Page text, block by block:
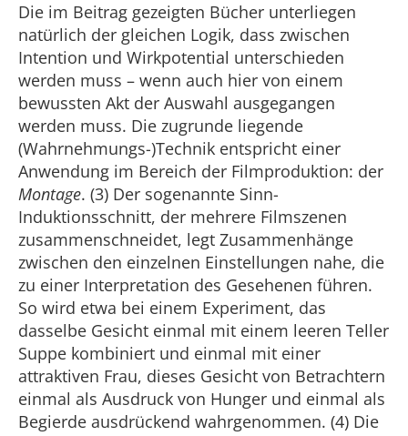
Die im Beitrag gezeigten Bücher unterliegen
natürlich der gleichen Logik, dass zwischen
Intention und Wirkpotential unterschieden
werden muss – wenn auch hier von einem
bewussten Akt der Auswahl ausgegangen
werden muss. Die zugrunde liegende
(Wahrnehmungs-)Technik entspricht einer
Anwendung im Bereich der Filmproduktion: der
Montage. (3) Der sogenannte Sinn-
Induktionsschnitt, der mehrere Filmszenen
zusammenschneidet, legt Zusammenhänge
zwischen den einzelnen Einstellungen nahe, die
zu einer Interpretation des Gesehenen führen.
So wird etwa bei einem Experiment, das
dasselbe Gesicht einmal mit einem leeren Teller
Suppe kombiniert und einmal mit einer
attraktiven Frau, dieses Gesicht von Betrachtern
einmal als Ausdruck von Hunger und einmal als
Begierde ausdrückend wahrgenommen. (4) Die